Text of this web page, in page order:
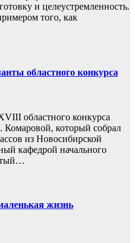
и целеустремленность.
того, как
областного конкурса
областного конкурса
который собрал
из Новосибирской
кафедрой начального
жизнь